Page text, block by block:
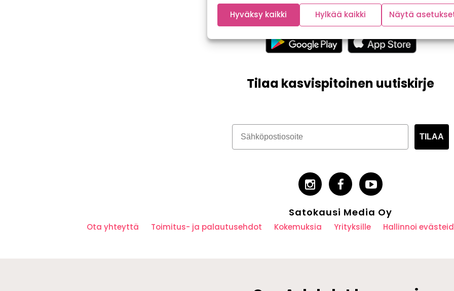
Hyväksy kaikki Hylkää kaikki Näytä
Tilaa kasvispitoinen uutiskirje
TILAA
Satokausi Media Oy
Ota yhteyttä Toimitus- ja palautusehdot Kokemuksia Yrityksille Hallinnoi